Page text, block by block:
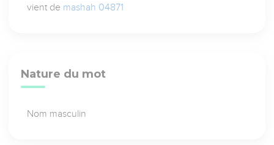
vient de mashah 04871
Nature du mot
Nom masculin